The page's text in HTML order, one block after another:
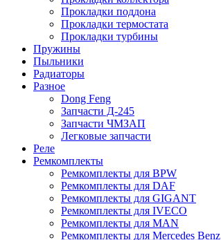
Прокладки поддона
Прокладки термостата
Прокладки турбины
Пружины
Пыльники
Радиаторы
Разное
Dong Feng
Запчасти Д-245
Запчасти ЧМЗАП
Легковые запчасти
Реле
Ремкомплекты
Ремкомплекты для BPW
Ремкомплекты для DAF
Ремкомплекты для GIGANT
Ремкомплекты для IVECO
Ремкомплекты для MAN
Ремкомплекты для Mercedes Benz